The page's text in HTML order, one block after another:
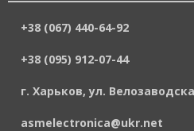
+38 (067) 440-64-92
+38 (095) 912-07-44
г. Харьков, ул.
asmelectronica@ukr.net